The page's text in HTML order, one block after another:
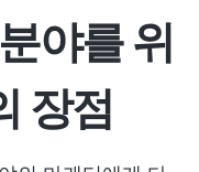
야를 위
장점